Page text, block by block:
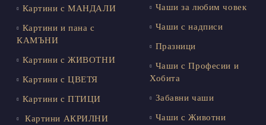
Картини с МАНДАЛИ
Картини и пана с
КАМЪНИ
Картини с ЖИВОТНИ
Картини с ЦВЕТЯ
Картини с ПТИЦИ
Картини АКРИЛНИ
Чаши за любим човек
Чаши с надписи
Празници
Чаши с Професии и
Хобита
Забавни чаши
Чаши с Животни